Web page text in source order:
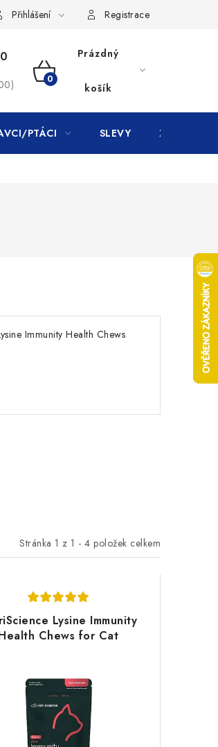
Přihlášení Registrace
NÁKUPNÍ
KOŠÍK
Prázdný
košík
PTÁCI SLEVY ZNAČKY
Immunity Health Chews
Stránka 1 z 1 - 4 položek celkem
Lysine Immunity
Chews for Cat